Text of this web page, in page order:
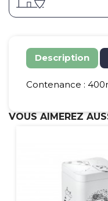
Description
Contenance :
VOUS AIMEREZ